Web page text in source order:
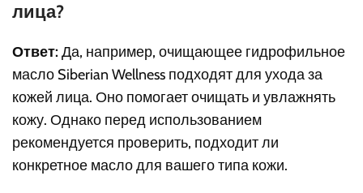
лица?
Ответ: Да, например, очищающее гидрофильное
масло Siberian Wellness подходят для ухода за
кожей лица. Оно помогает очищать и увлажнять
кожу. Однако перед использованием
рекомендуется проверить, подходит ли
конкретное масло для вашего типа кожи.